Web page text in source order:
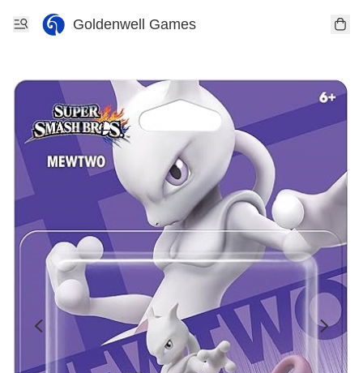
Goldenwell Games